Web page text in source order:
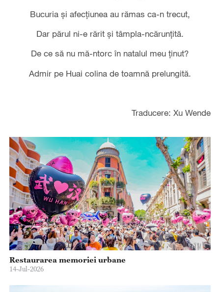
Bucuria şi afecţiunea au rămas ca-n trecut,
Dar părul ni-e rărit şi tâmpla-ncărunţită.
De ce să nu mă-ntorc în natalul meu ţinut?
Admir pe Huai colina de toamnă prelungită.
Traducere: Xu Wende
Restaurarea memoriei urbane
14-Jul-2026